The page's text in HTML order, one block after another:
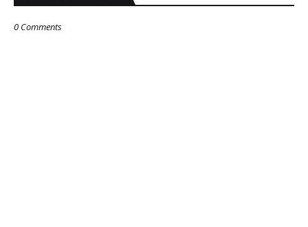
0 Comments